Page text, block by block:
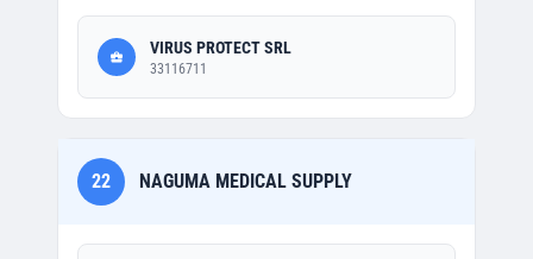
VIRUS PROTECT SRL
33116711
22 NAGUMA MEDICAL SUPPLY